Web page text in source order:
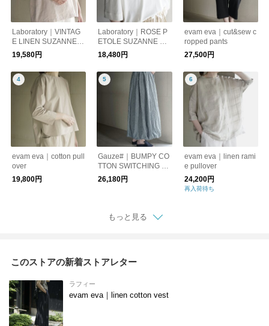
Laboratory｜VINTAG
E LINEN SUZANNE P
ULL OVER
19,580円
Laboratory｜ROSE P
ETOLE SUZANNE PU
LL OVER
18,480円
evam eva｜cut&sew c
ropped pants
27,500円
evam eva｜cotton pull
over
19,800円
Gauze#｜BUMPY CO
TTON SWITCHING B
ALOON SKIRT
26,180円
evam eva｜linen rami
e pullover
24,200円
再入荷待ち
もっと見る
このストアの新着ストアレター
ラフィー
evam eva｜linen cotton vest